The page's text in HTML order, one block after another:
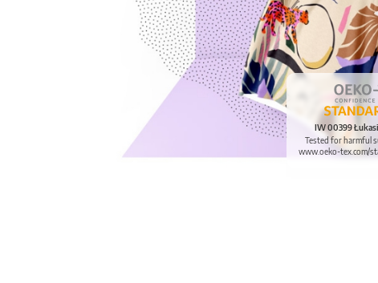
IW 00399
Tested for harmful
www.oeko-tex.com/